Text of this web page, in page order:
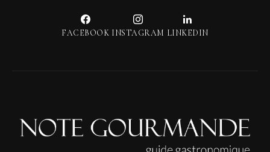
FACEBOOK INSTAGRAM LINKEDIN